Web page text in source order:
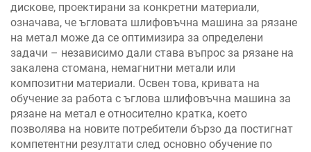
дискове, проектирани за конкретни материали,
означава, че ъгловата шлифовъчна машина за рязане
на метал може да се оптимизира за определени
задачи – независимо дали става въпрос за рязане на
закалена стомана, немагнитни метали или
композитни материали. Освен това, кривата на
обучение за работа с ъглова шлифовъчна машина за
рязане на метал е относително кратка, което
позволява на новите потребители бързо да постигнат
компетентни резултати след основно обучение по